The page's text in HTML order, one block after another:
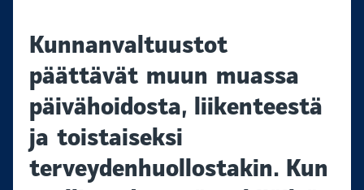
Kunnanvaltuustot
päättävät muun muassa
päivähoidosta, liikenteestä
ja toistaiseksi
terveydenhuollostakin. Kun